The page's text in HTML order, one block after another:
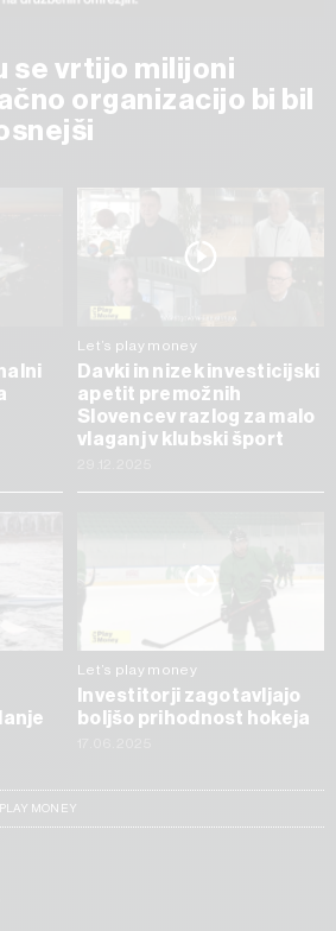
se vrtijo milijoni
organizacijo bi bil
Let’s play money
Davki in nizek investicijski
apetit premožnih
Slovencev razlog za malo
vlaganj v klubski šport
Let’s play money
Investitorji zagotavljajo
boljšo prihodnost hokeja
MONEY